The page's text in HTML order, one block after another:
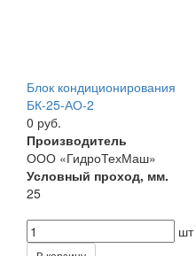
Блок кондиционирования
БК-25-АО-2
0 руб.
Производитель
ООО «ГидроТехМаш»
Условный проход, мм.
25
шт